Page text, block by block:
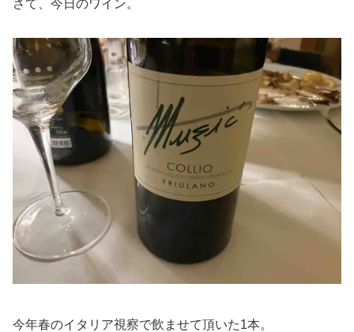
さて、今日のワイン。
今年春のイタリア視察で飲ませて頂いた1本。